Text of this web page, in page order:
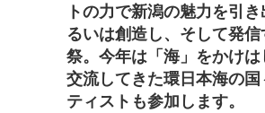
トの力で新潟の魅力を引
るいは創造し、そして発
祭。今年は「海」をかけは
交流してきた環日本海の
ティストも参加します。